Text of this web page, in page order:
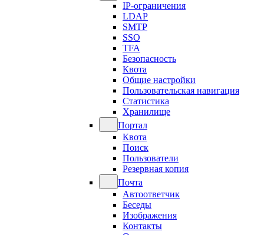
IP-ограничения
LDAP
SMTP
SSO
TFA
Безопасность
Квота
Общие настройки
Пользовательская навигация
Статистика
Хранилище
Портал
Квота
Поиск
Пользователи
Резервная копия
Почта
Автоответчик
Беседы
Изображения
Контакты